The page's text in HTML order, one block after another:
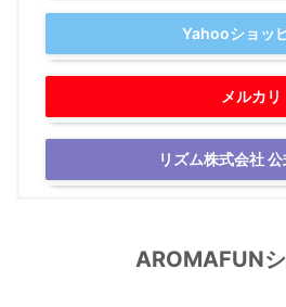
Yahooショッ
メルカリ
リズム株式会社 公
AROMAFUN